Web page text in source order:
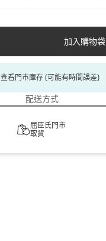
加入購物袋
查看門市庫存 (可能有時間誤差)
配送方式
屈臣氏門市
取貨